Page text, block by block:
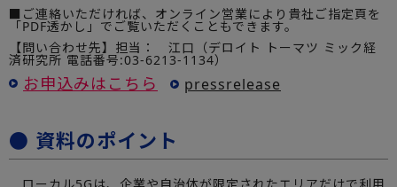
■ご連絡いただければ、オンライン営業により貴社ご指定頁を
「PDF透かし」でご覧いただくこともできます。
【問い合わせ先】担当： 江口（デロイト トーマツ ミック経
済研究所 電話番号:03-6213-1134）
お申込みはこちら pressrelease
● 資料のポイント